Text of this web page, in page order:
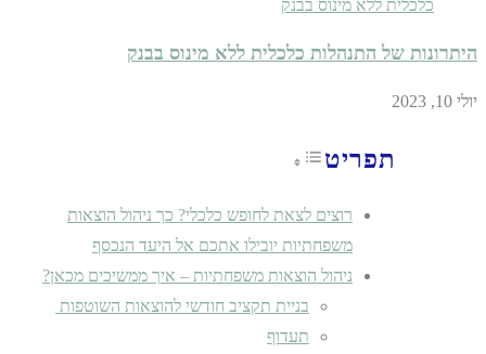
היתרונות של התנהלות כלכלית ללא מינוס בבנק
יולי 10, 2023
תפריטToggle Table of Content
רוצים לצאת לחופש כלכלי? כך ניהול הוצאות
משפחתיות יובילו אתכם אל היעד הנכסף
ניהול הוצאות משפחתיות – איך ממשיכים מכאן?
בניית תקציב חודשי להוצאות השוטפות
תעדוף